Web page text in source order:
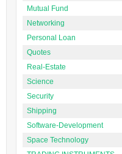
Mutual Fund
Networking
Personal Loan
Quotes
Real-Estate
Science
Security
Shipping
Software-Development
Space Technology